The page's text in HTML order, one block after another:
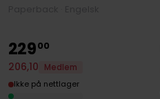
22900
206,10
Medlem
Ikke på nettlager